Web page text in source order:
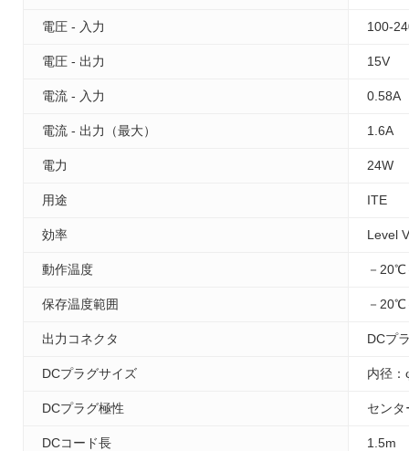
電圧 - 入力 100-
電圧 - 出力 15V
電流 - 入力 0.58A
電流 - 出力（最大） 1.6A
電力 24W
用途 ITE
効率 Level
動作温度 －
保存温度範囲 －
出力コネクタ DCプ
DCプラグサイズ 内径
DCプラグ極性 センタ
DCコード長 1.5m